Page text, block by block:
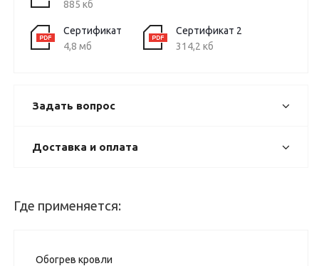
885 кб
Сертификат
4,8 мб
Сертификат 2
314,2 кб
Задать вопрос
Доставка и оплата
Где применяется:
Обогрев кровли